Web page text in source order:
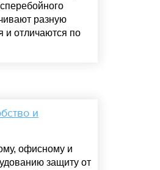
разную
и отличаются по
и
офисному и
защиту от